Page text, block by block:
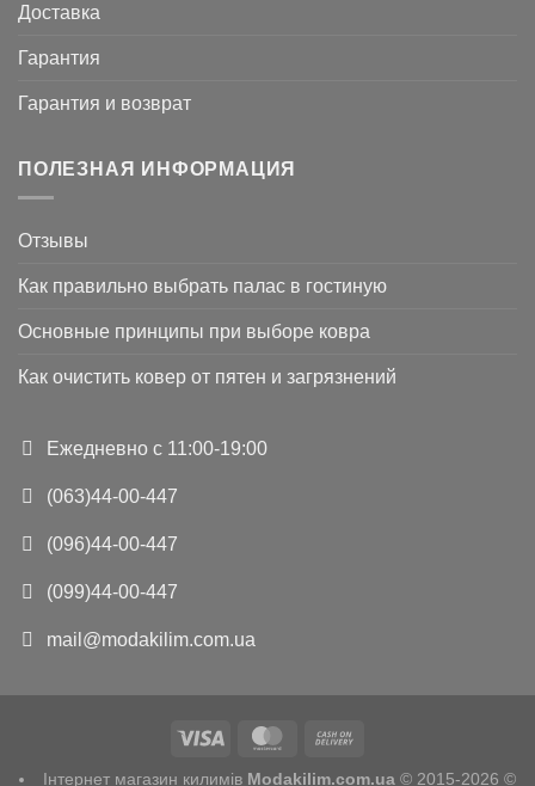
Доставка
Гарантия
Гарантия и возврат
ПОЛЕЗНАЯ ИНФОРМАЦИЯ
Отзывы
Как правильно выбрать палас в гостиную
Основные принципы при выборе ковра
Как очистить ковер от пятен и загрязнений
Ежедневно с 11:00-19:00
(063)44-00-447
(096)44-00-447
(099)44-00-447
mail@modakilim.com.ua
Інтернет магазин килимів Modakilim.com.ua © 2015-2026 ©